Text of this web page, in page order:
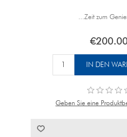
...Zeit zum
Geben Sie eine